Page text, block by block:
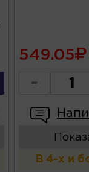
549.05
-
В 4-х и